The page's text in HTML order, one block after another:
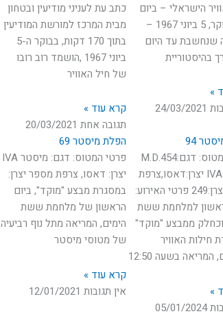
הישראלי – ביום
שני בבוקר, 5 ביוני 1967 –
שנחשבת עד היום
בהיסטוריית
»
24/03/2021
כתב עת לעניני מודיעין ובטחון
מבית המרכז למורשת המודיעין
בתוך 170 דקות, בבוקר ה-5
ביוני 1967 ,הושמד רוב רובו
של חיל האוויר
קרא עוד »
תגובה אחת 20/03/2021
94
פרטי המטוס: דגם:M.D.454
מיסטר IVA יצרן:דאסו,צרפת
מספר יצרן:249 פרטי האירוע:
למלחמת ששת
ממבצע "מוקד"
חילות האוויר
המריאה בשעה 12:50
»
05/01/2024
הפלת מיסטר 69
פרטי המטוס: דגם: מיסטר IVA
יצרן: דאסו, צרפת מספר יצרן:
במסגרת מבצע "מוקד", ביום
הראשון של מלחמת ששת
הימים, המריאה מתל נוף רביעיה
של מטוסי מיסטר
קרא עוד »
אין תגובות 12/01/2021